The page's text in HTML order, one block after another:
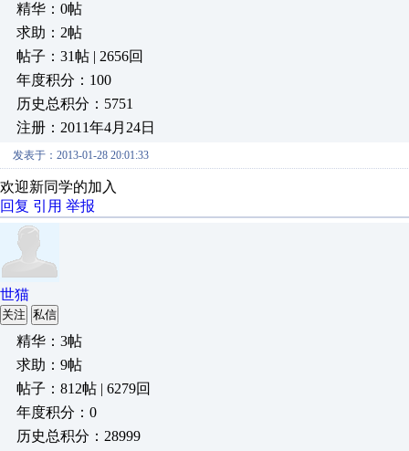
精华：0帖
求助：2帖
帖子：31帖 | 2656回
年度积分：100
历史总积分：5751
注册：2011年4月24日
发表于：2013-01-28 20:01:33
欢迎新同学的加入
回复 引用 举报
世猫
关注 私信
精华：3帖
求助：9帖
帖子：812帖 | 6279回
年度积分：0
历史总积分：28999